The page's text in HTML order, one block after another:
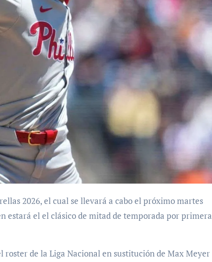
estará el el clásico de mitad de temporada por primera
roster de la Liga Nacional en sustitución de Max Meyer